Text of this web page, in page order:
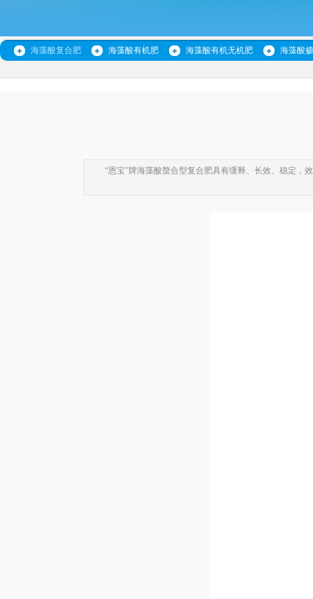
海藻酸复合肥 海藻酸有机肥 海藻酸有机无机肥 海藻酸
“恩宝”牌海藻酸螯合型复合肥具有缓释、长效、稳定，